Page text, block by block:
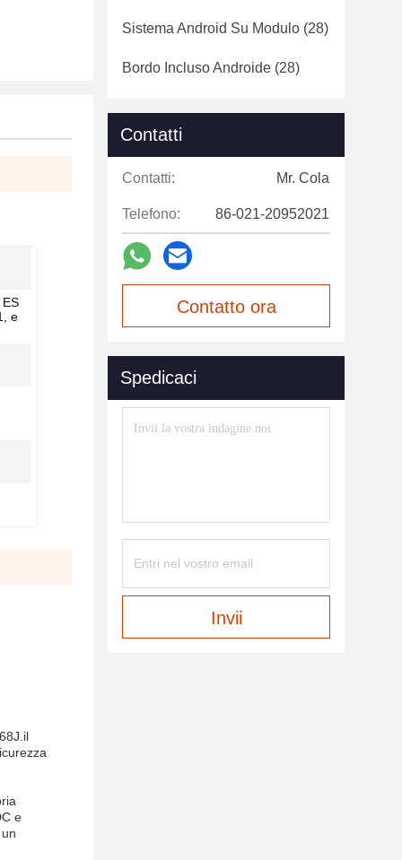
e
e
Sistema Android Su Modulo (28)
Bordo Incluso Androide (28)
Contatti
Contatti: Mr. Cola
Telefono: 86-021-20952021
Contatto ora
Spedicaci
Invii